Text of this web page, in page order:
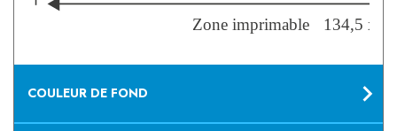
Zone imprimable 134,5 x
COULEUR DE FOND